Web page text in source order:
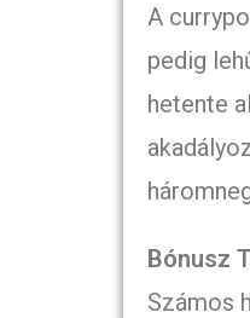
A
pedig
hetente
Bónusz
Számos